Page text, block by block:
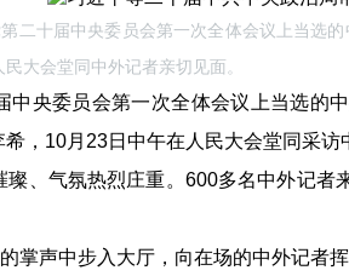
二十届中央委员会第一次全体会议上当选
大会堂同中外记者亲切见面。
央委员会第一次全体会议上当选的
，10月23日中午在人民大会堂同采访
气氛热烈庄重。600多名中外记者
声中步入大厅，向在场的中外记者挥